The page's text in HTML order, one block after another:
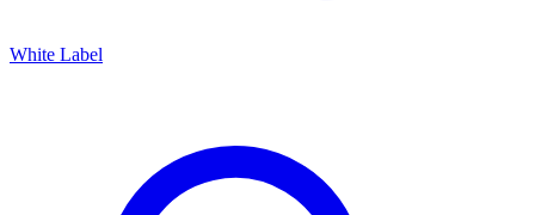
White Label